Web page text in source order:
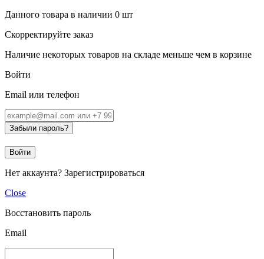
Данного товара в наличии 0 шт
Скорректируйте заказ
Наличие некоторых товаров на складе меньше чем в корзине
Войти
Email или телефон
Забыли пароль?
Войти
Нет аккаунта? Зарегистрироваться
Close
Восстановить пароль
Email